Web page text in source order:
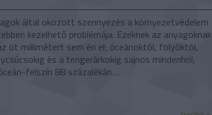
által okozott szennyezés a környezetvédelem
kezelhető problémája. Ezeknek az anyagoknak
öt millimétert sem éri el; óceánoktól, folyóktól,
és a tengerárkokig sajnos mindenhol,
felszín 88 százalékán…